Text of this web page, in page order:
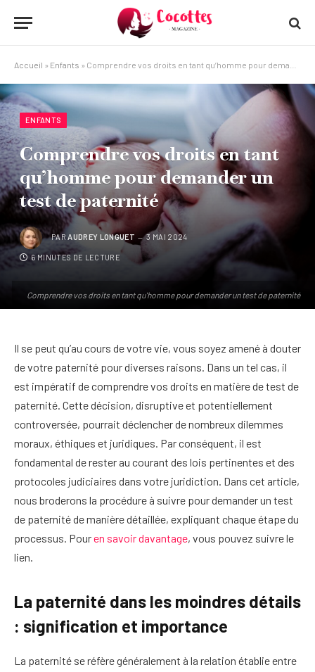
Accueil » Enfants » Comprendre vos droits en tant qu’homme pour demander un test de paternité
Comprendre vos droits en tant qu'homme pour demander un test de paternité
ENFANTS
Comprendre vos droits en tant
qu’homme pour demander un
test de paternité
PAR AUDREY LONGUET 3 MAI 2024
6 MINUTES DE LECTURE
Il se peut qu’au cours de votre vie, vous soyez amené à douter
de votre paternité pour diverses raisons. Dans un tel cas, il
est impératif de comprendre vos droits en matière de test de
paternité. Cette décision, disruptive et potentiellement
controversée, pourrait déclencher de nombreux dilemmes
moraux, éthiques et juridiques. Par conséquent, il est
fondamental de rester au courant des lois pertinentes et des
protocoles judiciaires dans votre juridiction. Dans cet article,
nous broderons la procédure à suivre pour demander un test
de paternité de manière détaillée, expliquant chaque étape du
processus. Pouren savoir davantage, vous pouvez suivre le
lien.
La paternité dans les moindres détails
: signification et importance
La paternité se réfère généralement à la relation établie entre